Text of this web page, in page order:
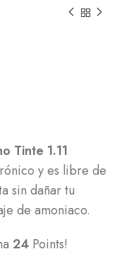
Tinte 1.11
y es libre de
sin dañar tu
de amoniaco.
24 Points!